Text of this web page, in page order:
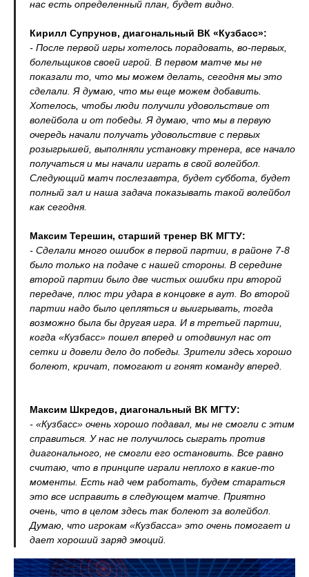
нас есть определенный план, будет видно.
Кирилл Супрунов, диагональный ВК «Кузбасс»:
- После первой игры хотелось порадовать, во-первых,
болельщиков своей игрой. В первом матче мы не
показали то, что мы можем делать, сегодня мы это
сделали. Я думаю, что мы еще можем добавить.
Хотелось, чтобы люди получили удовольствие от
волейбола и от победы. Я думаю, что мы в первую
очередь начали получать удовольствие с первых
розыгрышей, выполняли установку тренера, все начало
получаться и мы начали играть в свой волейбол.
Следующий матч послезавтра, будет суббота, будет
полный зал и наша задача показывать такой волейбол
как сегодня.
Максим Терешин, старший тренер ВК МГТУ:
- Сделали много ошибок в первой партии, в районе 7-8
было только на подаче с нашей стороны. В середине
второй партии было две чистых ошибки при второй
передаче, плюс три удара в концовке в аут. Во второй
партии надо было цепляться и выигрывать, тогда
возможно была бы другая игра. И в третьей партии,
когда «Кузбасс» пошел вперед и отодвинул нас от
сетки и довели дело до победы. Зрители здесь хорошо
болеют, кричат, помогают и гонят команду вперед.
Максим Шкредов, диагональный ВК МГТУ:
- «Кузбасс» очень хорошо подавал, мы не смогли с этим
справиться. У нас не получилось сыграть против
диагонального, не смогли его остановить. Все равно
считаю, что в принципе играли неплохо в какие-то
моменты. Есть над чем работать, будем стараться
это все исправить в следующем матче. Приятно
очень, что в целом здесь так болеют за волейбол.
Думаю, что игрокам «Кузбасса» это очень помогает и
дает хороший заряд эмоций.